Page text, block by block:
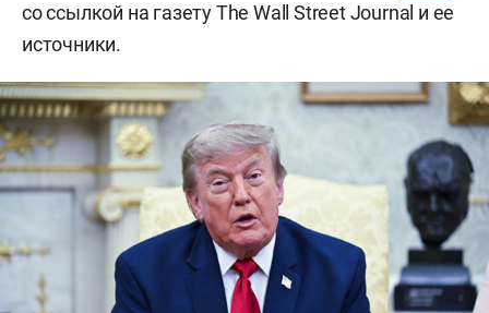
со ссылкой на газету The Wall Street Journal и ее
источники.